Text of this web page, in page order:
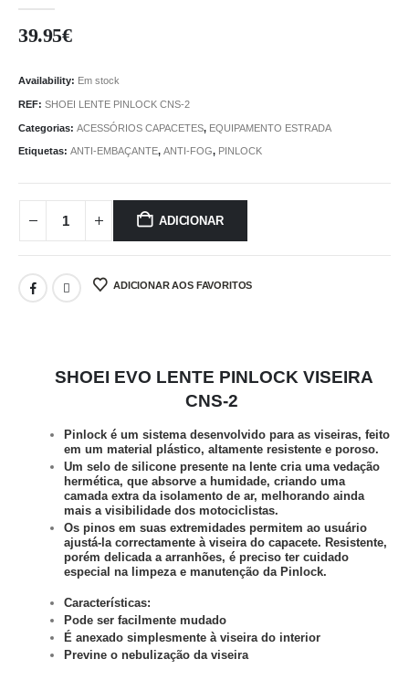
39.95€
Availability: Em stock
REF: SHOEI LENTE PINLOCK CNS-2
Categorias: ACESSÓRIOS CAPACETES, EQUIPAMENTO ESTRADA
Etiquetas: ANTI-EMBAÇANTE, ANTI-FOG, PINLOCK
ADICIONAR
ADICIONAR AOS FAVORITOS
SHOEI EVO LENTE PINLOCK VISEIRA
CNS-2
Pinlock é um sistema desenvolvido para as viseiras, feito
em um material plástico, altamente resistente e poroso.
Um selo de silicone presente na lente cria uma vedação
hermética, que absorve a humidade, criando uma
camada extra da isolamento de ar, melhorando ainda
mais a visibilidade dos motociclistas.
Os pinos em suas extremidades permitem ao usuário
ajustá-la correctamente à viseira do capacete. Resistente,
porém delicada a arranhões, é preciso ter cuidado
especial na limpeza e manutenção da Pinlock.
Características:
Pode ser facilmente mudado
É anexado simplesmente à viseira do interior
Previne o nebulização da viseira